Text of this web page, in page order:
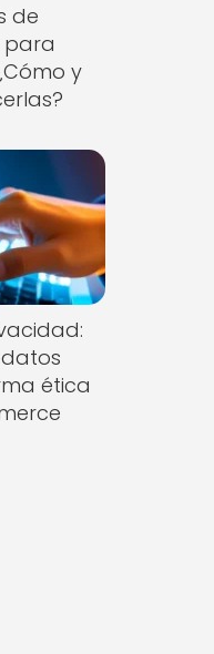
de
y
ética